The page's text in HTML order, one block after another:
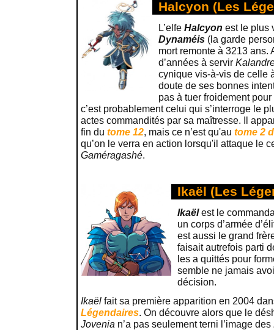
Halcyon (Les
L’elfe Halcyon est le plus
Dynaméis (la garde
mort remonte à 3213 ans.
d’années à servir
cynique vis-à-vis de celle
doute de ses bonnes
pas à tuer froidement
c’est probablement celui qui s’interroge le
actes commandités par sa maîtresse. Il
fin du tome 12, mais ce n’est qu'au tome 2
qu’on le verra en action lorsqu'il attaque le
Gaméragashé.
Ikaël (Les
Ikaëlest le
un corps d’armée
est aussi le grand
faisait autrefois parti
les a quittés pour
semble ne jamais
décision.
Ikaël fait sa première apparition en 2004
Légendaires. On découvre alors que le
Jovenia n’a pas seulement terni l’image des